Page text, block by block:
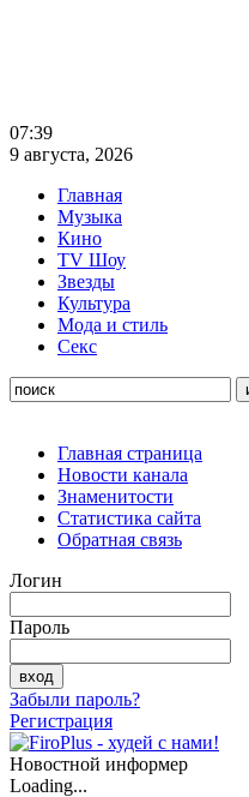
07:39
9 августа, 2026
Главная
Музыка
Кино
TV Шоу
Звезды
Культура
Мода и стиль
Секс
Главная страница
Новости канала
Знаменитости
Статистика сайта
Обратная связь
Логин
Пароль
Забыли пароль?
Регистрация
Новостной информер
Loading...